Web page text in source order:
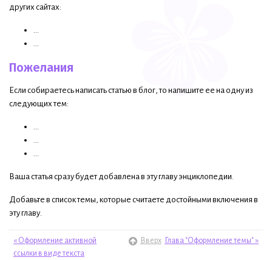
других сайтах:
Пожелания
Если собираетесь написать статью в блог, то напишите ее на одну из
следующих тем:
Ваша статья сразу будет добавлена в эту главу энциклопедии.
Добавьте в список темы, которые считаете достойными включения в
эту главу.
« Оформление активной
ссылки в виде текста
Вверх Глава "Оформление темы" »